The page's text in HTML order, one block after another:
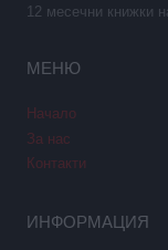
12 месечни книжки
МЕНЮ
Начало
За нас
Контакти
ИНФОРМАЦИЯ